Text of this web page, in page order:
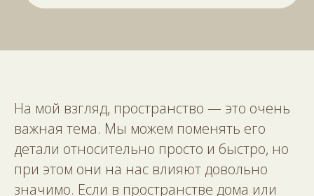
На мой взгляд, пространство — это очень
важная тема. Мы можем поменять его
детали относительно просто и быстро, но
при этом они на нас влияют довольно
значимо. Если в пространстве дома или